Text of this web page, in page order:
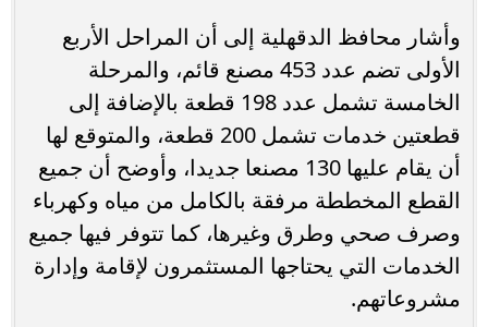
وأشار محافظ الدقهلية إلى أن المراحل الأربع
الأولى تضم عدد 453 مصنع قائم، والمرحلة
الخامسة تشمل عدد 198 قطعة بالإضافة إلى
قطعتين خدمات تشمل 200 قطعة، والمتوقع لها
أن يقام عليها 130 مصنعا جديدا، وأوضح أن جميع
القطع المخططة مرفقة بالكامل من مياه وكهرباء
وصرف صحي وطرق وغيرها، كما تتوفر فيها جميع
الخدمات التي يحتاجها المستثمرون لإقامة وإدارة
مشروعاتهم.